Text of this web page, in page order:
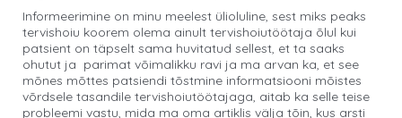
Informeerimine on minu meelest ülioluline, sest miks peaks
tervishoiu koorem olema ainult tervishoiutöötaja õlul kui
patsient on täpselt sama huvitatud sellest, et ta saaks
ohutut ja parimat võimalikku ravi ja ma arvan ka, et see
mõnes mõttes patsiendi tõstmine informatsiooni mõistes
võrdsele tasandile tervishoiutöötajaga, aitab ka selle teise
probleemi vastu, mida ma oma artiklis välja tõin, kus arsti